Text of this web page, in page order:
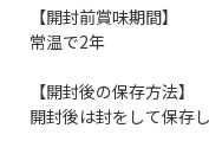
【開封前賞味期間】
常温で2年
【開封後の保存方法】
開封後は封をして保存